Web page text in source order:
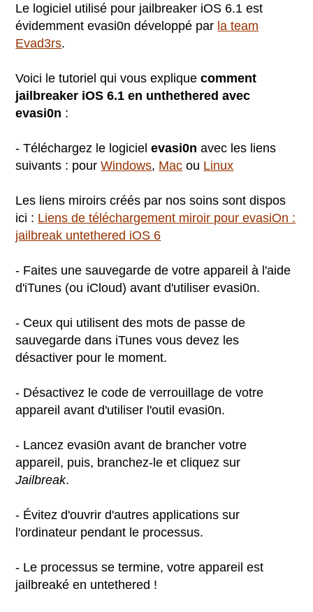
Le logiciel utilisé pour jailbreaker iOS 6.1 est
évidemment evasi0n développé par la team
Evad3rs.
Voici le tutoriel qui vous expliquecomment
jailbreaker iOS 6.1 en unthethered avec
evasi0n :
- Téléchargez le logicielevasi0n avec les liens
suivants : pourWindows, Mac ou Linux
Les liens miroirs créés par nos soins sont dispos
ici : Liens de téléchargement miroir pour evasiOn :
jailbreak untethered iOS 6
- Faites une sauvegarde de votre appareil à l'aide
d'iTunes (ou iCloud) avant d'utiliser evasi0n.
- Ceux qui utilisent des mots de passe de
sauvegarde dans iTunes vous devez les
désactiver pour le moment.
- Désactivez le code de verrouillage de votre
appareil avant d'utiliser l'outil evasi0n.
- Lancez evasi0n avant de brancher votre
appareil, puis, branchez-le et cliquez sur
Jailbreak.
- Évitez d'ouvrir d'autres applications sur
l'ordinateur pendant le processus.
- Le processus se termine, votre appareil est
jailbreaké en untethered !